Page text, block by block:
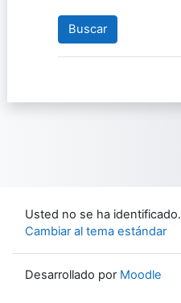
Usted no se ha identificado.
Cambiar al tema estándar
Desarrollado por Moodle